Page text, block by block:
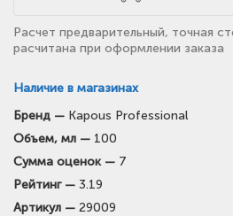
Наличие в магазинах
Тел: +7-903-947-7028
Тел: +7-3854-222-223
Бренд — Kapous Professional
Объем, мл — 100
Сумма оценок — 7
Рейтинг — 3.19
Артикул — 29009
Расчет предварительный, точная
расчитана при оформлении заказа